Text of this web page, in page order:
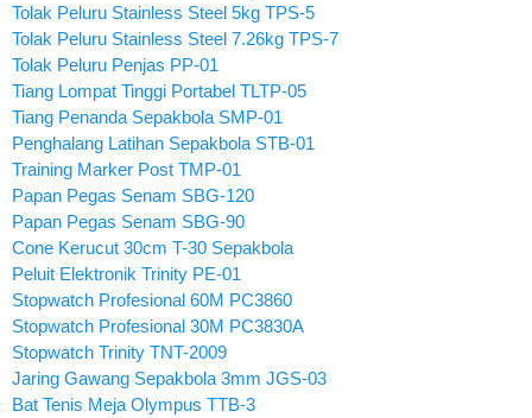
Tolak Peluru Stainless Steel 5kg TPS-5
Tolak Peluru Stainless Steel 7.26kg TPS-7
Tolak Peluru Penjas PP-01
Tiang Lompat Tinggi Portabel TLTP-05
Tiang Penanda Sepakbola SMP-01
Penghalang Latihan Sepakbola STB-01
Training Marker Post TMP-01
Papan Pegas Senam SBG-120
Papan Pegas Senam SBG-90
Cone Kerucut 30cm T-30 Sepakbola
Peluit Elektronik Trinity PE-01
Stopwatch Profesional 60M PC3860
Stopwatch Profesional 30M PC3830A
Stopwatch Trinity TNT-2009
Jaring Gawang Sepakbola 3mm JGS-03
Bat Tenis Meja Olympus TTB-3